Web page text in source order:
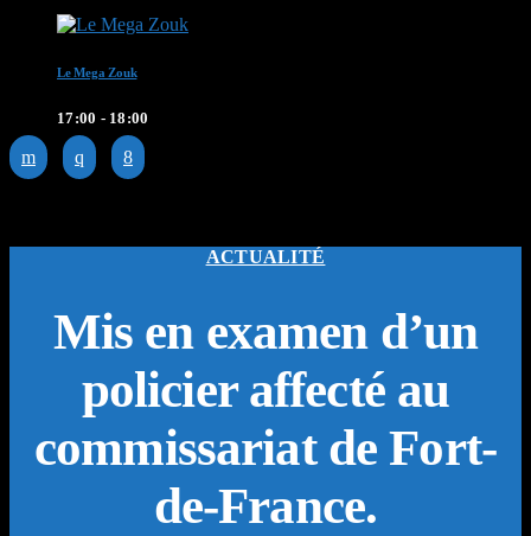
Le Mega Zouk
17:00 - 18:00
ACTUALITÉ
Mis en examen d’un
policier affecté au
commissariat de Fort-
de-France.